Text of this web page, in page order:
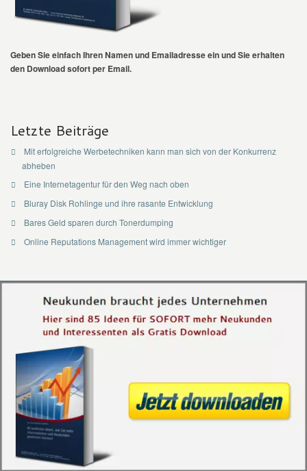
Geben Sie einfach Ihren Namen und Emailadresse ein und Sie erhalten
den Download sofort per Email.
Letzte Beiträge
Mit erfolgreiche Werbetechniken kann man sich von der Konkurrenz
abheben
Eine Internetagentur für den Weg nach oben
Bluray Disk Rohlinge und ihre rasante Entwicklung
Bares Geld sparen durch Tonerdumping
Online Reputations Management wird immer wichtiger